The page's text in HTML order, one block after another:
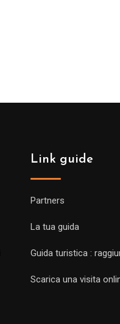
Link guide
Partners
La tua guida
Guida turistica :
Scarica una visita